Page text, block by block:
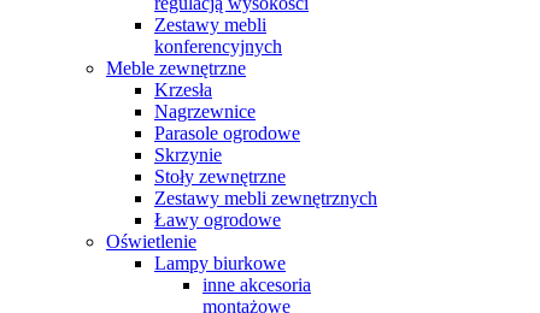
Zestawy mebli
konferencyjnych
Meble zewnętrzne
Krzesła
Nagrzewnice
Parasole ogrodowe
Skrzynie
Stoły zewnętrzne
Zestawy mebli zewnętrznych
Ławy ogrodowe
Oświetlenie
Lampy biurkowe
inne akcesoria
montażowe